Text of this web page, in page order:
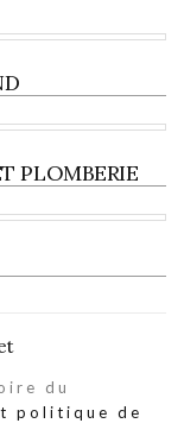
PLOMBERIE
du
politique de